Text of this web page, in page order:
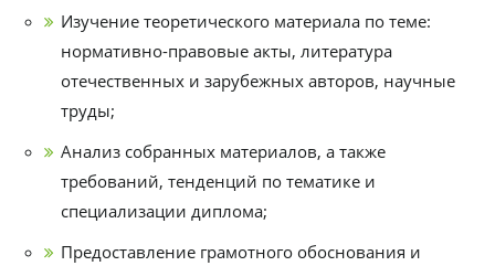
Изучение теоретического материала по теме:
нормативно-правовые акты, литература
отечественных и зарубежных авторов, научные
труды;
Анализ собранных материалов, а также
требований, тенденций по тематике и
специализации диплома;
Предоставление грамотного обоснования и